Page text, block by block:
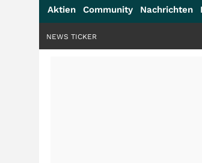
Aktien Community Nachrichten
NEWS TICKER